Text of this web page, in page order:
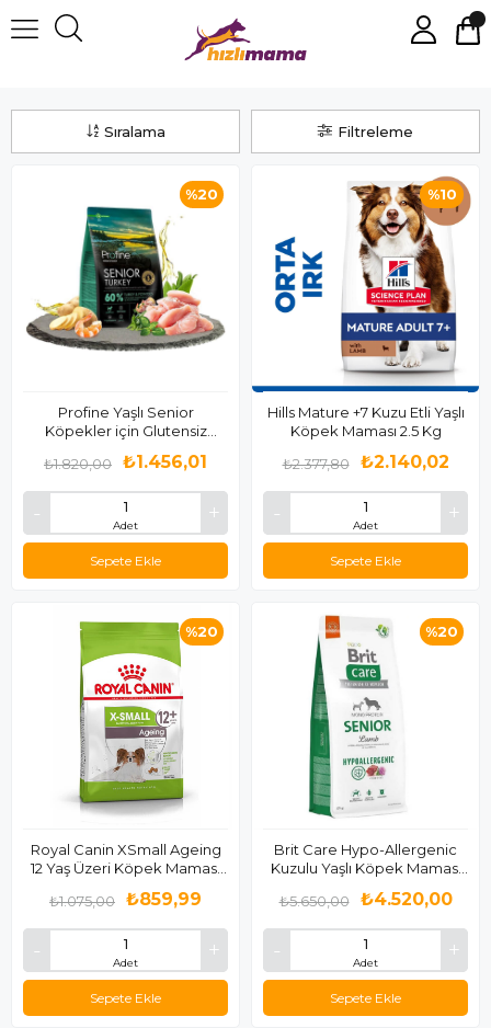
Filtreleme
Sıralama
Profine Yaşlı Senior
Köpekler için Glutensiz
Adet
₺1.456,01
₺1.820,00
Sepete Ekle
%20
Hills Mature +7 Kuzu Etli Yaşlı
Köpek Maması 2.5 Kg
Adet
₺2.140,02
₺2.377,80
Sepete Ekle
%10
Royal Canin XSmall Ageing
12 Yaş Üzeri Köpek Maması
Adet
₺859,99
₺1.075,00
Sepete Ekle
%20
Brit Care Hypo-Allergenic
Kuzulu Yaşlı Köpek Maması
Adet
₺4.520,00
₺5.650,00
Sepete Ekle
%20